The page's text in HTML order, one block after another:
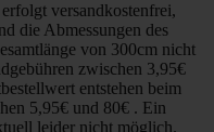
versandkostenfrei,
die Abmessungen des
von 300cm nicht
zwischen 3,95€
entstehen beim
5,95€ und 80€ . Ein
leider nicht möglich.